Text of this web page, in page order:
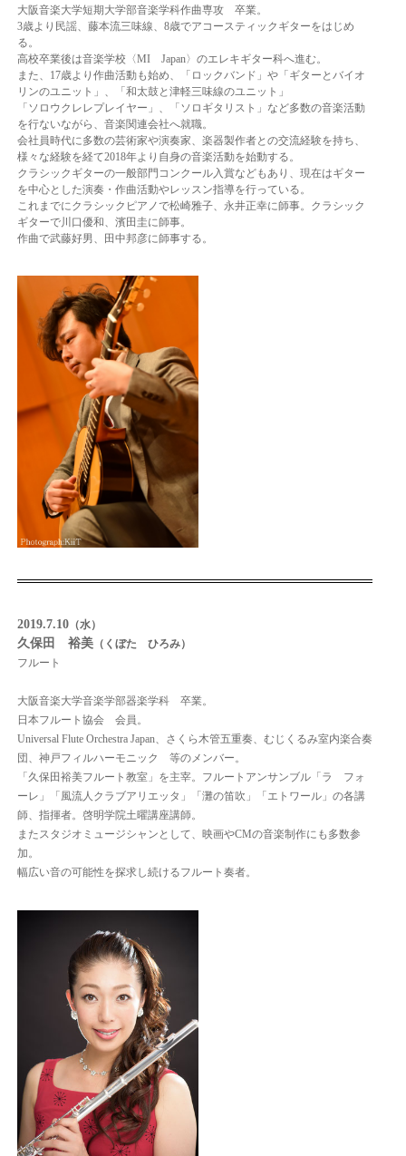
大阪音楽大学短期大学部音楽学科作曲専攻 卒業。
3歳より民謡、藤本流三味線、8歳でアコースティックギターをはじめ
る。
高校卒業後は音楽学校〈MI Japan〉のエレキギター科へ進む。
また、17歳より作曲活動も始め、「ロックバンド」や「ギターとバイオ
リンのユニット」、「和太鼓と津軽三味線のユニット」
「ソロウクレレプレイヤー」、「ソロギタリスト」など多数の音楽活動
を行ないながら、音楽関連会社へ就職。
会社員時代に多数の芸術家や演奏家、楽器製作者との交流経験を持ち、
様々な経験を経て2018年より自身の音楽活動を始動する。
クラシックギターの一般部門コンクール入賞などもあり、現在はギター
を中心とした演奏・作曲活動やレッスン指導を行っている。
これまでにクラシックピアノで松崎雅子、永井正幸に師事。クラシック
ギターで川口優和、濱田圭に師事。
作曲で武藤好男、田中邦彦に師事する。
2019.7.10（水）
久保田 裕美（くぼた ひろみ）
フルート
大阪音楽大学音楽学部器楽学科 卒業。
日本フルート協会 会員。
Universal Flute Orchestra Japan、さくら木管五重奏、むじくるみ室内楽合奏
団、神戸フィルハーモニック 等のメンバー。
「久保田裕美フルート教室」を主宰。フルートアンサンブル「ラ フォ
ーレ」「風流人クラブアリエッタ」「灘の笛吹」「エトワール」の各講
師、指揮者。啓明学院土曜講座講師。
またスタジオミュージシャンとして、映画やCMの音楽制作にも多数参
加。
幅広い音の可能性を探求し続けるフルート奏者。